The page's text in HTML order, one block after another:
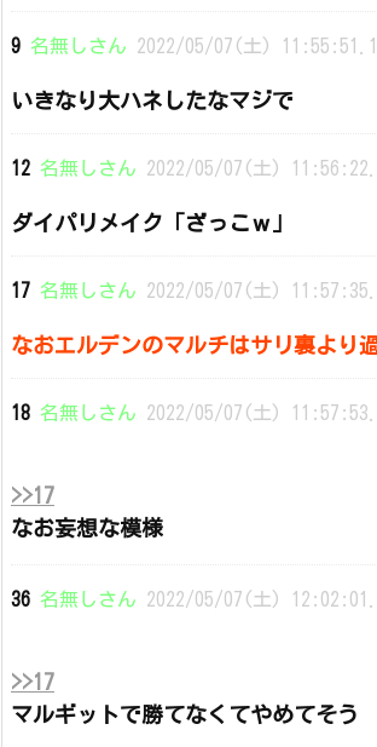
9 名無しさん 2022/05/07(土)
いきなり大ハネしたなマジで
12 名無しさん 2022/05/07(土)
ダイパリメイク「ざっこｗ」
17 名無しさん 2022/05/07(土)
なおエルデンのマルチはサリ裏より
18 名無しさん 2022/05/07(土)
>>17
なお妄想な模様
36 名無しさん 2022/05/07(土)
>>17
マルギットで勝てなくてやめてそう